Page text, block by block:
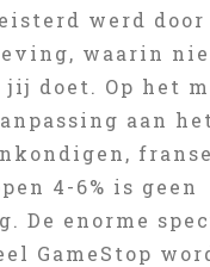
werd door
waarin
jij doet. Op het
aan het
franse
4-6% is geen
De enorme
GameStop